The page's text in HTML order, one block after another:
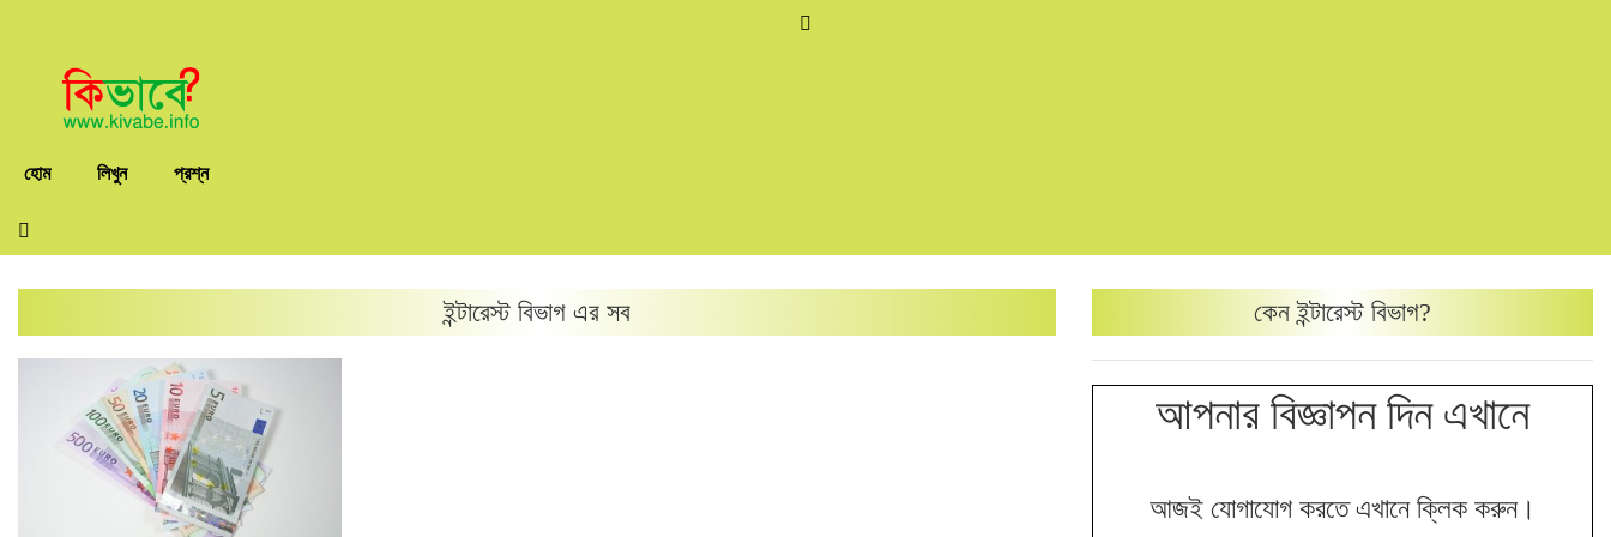
হোম লিখুন প্রশ্ন
ইন্টারেস্ট বিভাগ এর সব কেনইন্টারেস্ট বিভাগ?
আপনার বিজ্ঞাপন দিন এখানে
আজই যোগাযোগ করতে এখানে ক্লিক করুন।